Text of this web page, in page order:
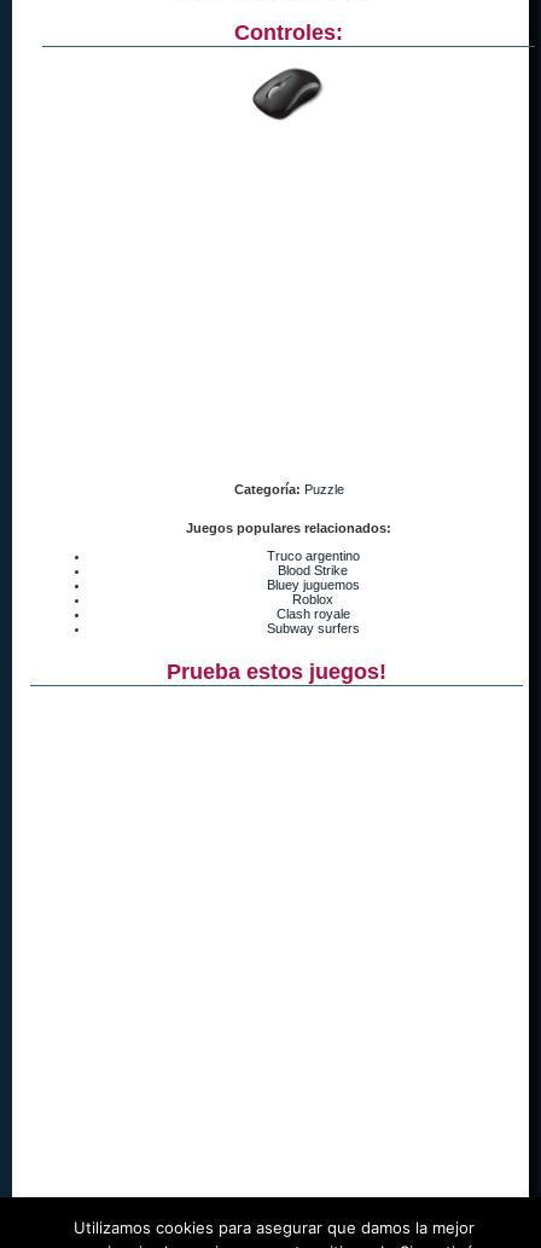
Controles:
Categoría: Puzzle
Juegos populares relacionados:
Truco argentino
Blood Strike
Bluey juguemos
Roblox
Clash royale
Subway surfers
Prueba estos juegos!
Utilizamos cookies para asegurar que damos la mejor